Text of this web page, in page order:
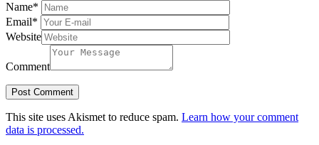
Name*
Email*
Website
Comment
This site uses Akismet to reduce spam. Learn how your comment
data is processed.